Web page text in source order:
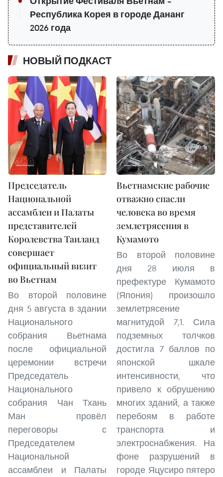
Республика Корея в городе Дананг
2026 года
НОВЫЙ ПОДКАСТ
Председатель
Национальной
ассамблеи и Палаты
представителей
Королевства Таиланд
совершает
официальный визит
во Вьетнам
Во второй половине
дня 5 августа в здании
Национального
собрания Вьетнама
после официальной
церемонии встречи
Председатель
Национального
собрания Чан Тхань
Ман провёл
переговоры с
Председателем
Национальной
ассамблеи и Палаты
Вьетнамские рабочие
отважно спасли
человека во время
землетрясения в
Кумамото
Во второй половине
дня 28 июля в
префектуре Кумамото
(Япония) произошло
землетрясение
магнитудой 7,1. Сила
подземных толчков
достигла 7 баллов по
японской шкале
интенсивности, что
привело к обрушению
многих зданий, а также
перебоям в работе
транспорта и
электроснабжения. На
фоне разрушений в
городе Яцусиро пятеро